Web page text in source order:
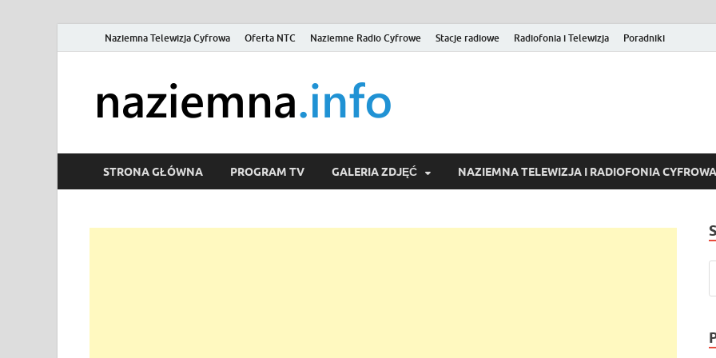
Naziemna Telewizja Cyfrowa Oferta NTC Naziemne Radio Cyfrowe Stacje radiowe Radiofonia i Telewizja Poradniki
Wideo online, VOD
STRONA GŁÓWNA PROGRAM TV GALERIA ZDJĘĆ NAZIEMNA TELEWIZJA I RADIOFONIA CYFROWA